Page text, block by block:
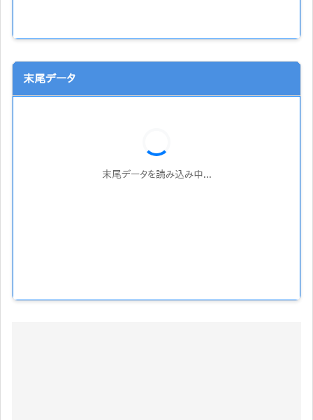
末尾データ
末尾データを読み込み中...